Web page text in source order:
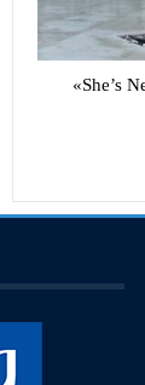
بنك CIB يختتم تحدي «She’s Next»